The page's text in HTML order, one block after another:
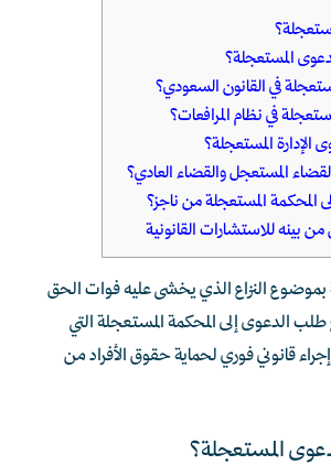
المستعجلة؟
في القانون السعودي؟
في نظام المرافعات؟
الإدارة المستعجلة؟
المستعجل والقضاء العادي؟
المستعجلة من ناجز؟
للاستشارات القانونية
بموضوع النزاع الذي يخشى عليه فوات الحق
الدعوى إلى المحكمة المستعجلة التي
قانوني فوري لحماية حقوق الأفراد من
المستعجلة؟